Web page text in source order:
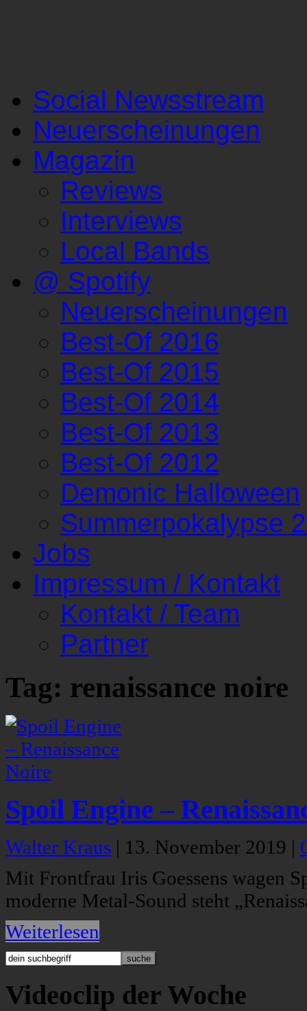
Social Newsstream
Neuerscheinungen
Magazin
Reviews
Interviews
Local Bands
@ Spotify
Neuerscheinungen
Best-Of 2016
Best-Of 2015
Best-Of 2014
Best-Of 2013
Best-Of 2012
Demonic Halloween
Summerpokalypse
Jobs
Impressum / Kontakt
Kontakt / Team
Partner
Tag: renaissance noire
Spoil Engine –
Walter Kraus | 13. November 2019 |
Mit Frontfrau Iris Goessens wagen
moderne Metal-Sound steht
Weiterlesen
Videoclip der Woche